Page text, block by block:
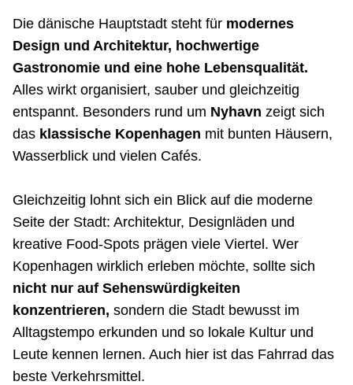
Die dänische Hauptstadt steht für modernes
Design und Architektur, hochwertige
Gastronomie und eine hohe Lebensqualität.
Alles wirkt organisiert, sauber und gleichzeitig
entspannt. Besonders rund um Nyhavn zeigt sich
das klassische Kopenhagen mit bunten Häusern,
Wasserblick und vielen Cafés.
Gleichzeitig lohnt sich ein Blick auf die moderne
Seite der Stadt: Architektur, Designläden und
kreative Food-Spots prägen viele Viertel. Wer
Kopenhagen wirklich erleben möchte, sollte sich
nicht nur auf Sehenswürdigkeiten
konzentrieren, sondern die Stadt bewusst im
Alltagstempo erkunden und so lokale Kultur und
Leute kennen lernen. Auch hier ist das Fahrrad das
beste Verkehrsmittel.